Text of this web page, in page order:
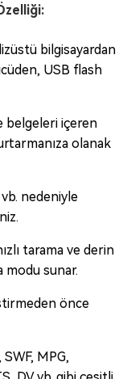
bilgisayardan
USB flash
belgeleri içeren
olanak
vb. nedeniyle
tarama ve derin
modu sunar.
önce
MPG,